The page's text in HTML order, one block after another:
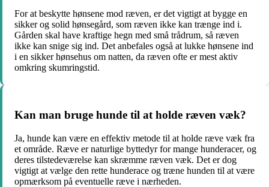
For at beskytte hønsene mod ræven, er det vigtigt at bygge en
sikker og solid hønsegård, som ræven ikke kan trænge ind i.
Gården skal have kraftige hegn med små trådrum, så ræven
ikke kan snige sig ind. Det anbefales også at lukke hønsene ind
i en sikker hønsehus om natten, da ræven ofte er mest aktiv
omkring skumringstid.
Kan man bruge hunde til at holde ræven væk?
Ja, hunde kan være en effektiv metode til at holde ræve væk fra
et område. Ræve er naturlige byttedyr for mange hunderacer, og
deres tilstedeværelse kan skræmme ræven væk. Det er dog
vigtigt at vælge den rette hunderace og træne hunden til at være
opmærksom på eventuelle ræve i nærheden.